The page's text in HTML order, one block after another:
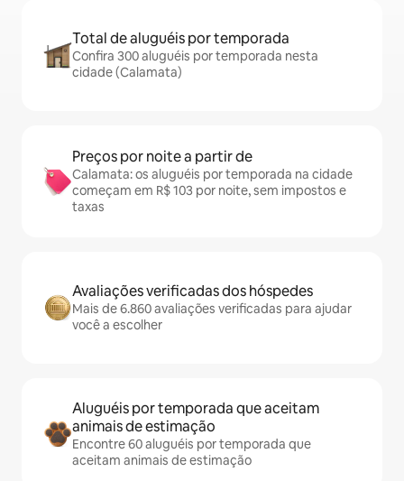
Total de aluguéis por temporada
Confira 300 aluguéis por temporada nesta
cidade (Calamata)
Preços por noite a partir de
Calamata: os aluguéis por temporada na cidade
começam em R$ 103 por noite, sem impostos e
taxas
Avaliações verificadas dos hóspedes
Mais de 6.860 avaliações verificadas para ajudar
você a escolher
Aluguéis por temporada que aceitam
animais de estimação
Encontre 60 aluguéis por temporada que
aceitam animais de estimação